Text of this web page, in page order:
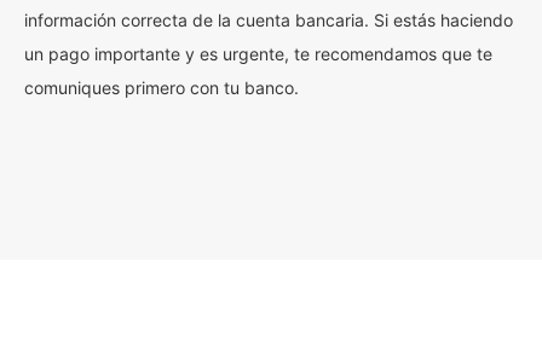
información correcta de la cuenta bancaria. Si estás haciendo
un pago importante y es urgente, te recomendamos que te
comuniques primero con tu banco.